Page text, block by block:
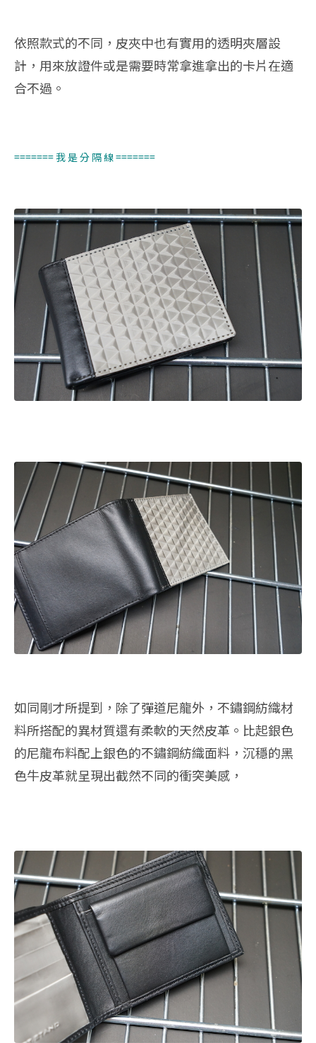
依照款式的不同，皮夾中也有實用的透明夾層設
計，用來放證件或是需要時常拿進拿出的卡片在適
合不過。
======= 我 是 分 隔 線 =======
如同剛才所提到，除了彈道尼龍外，不鏽鋼紡織材
料所搭配的異材質還有柔軟的天然皮革。比起銀色
的尼龍布料配上銀色的不鏽鋼紡織面料，沉穩的黑
色牛皮革就呈現出截然不同的衝突美感，